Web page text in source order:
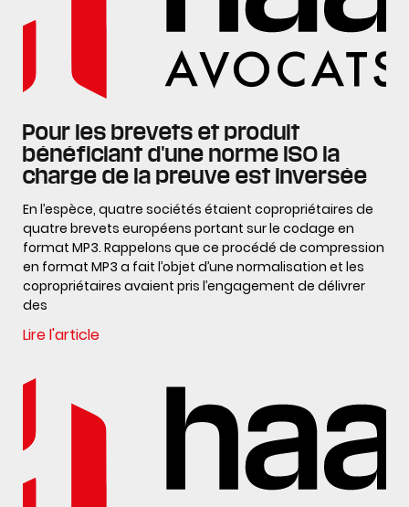
Pour les brevets et produit
bénéficiant d'une norme ISO la
charge de la preuve est inversée
En l’espèce, quatre sociétés étaient copropriétaires de
quatre brevets européens portant sur le codage en
format MP3. Rappelons que ce procédé de compression
en format MP3 a fait l’objet d’une normalisation et les
copropriétaires avaient pris l’engagement de délivrer
des
Lire l'article